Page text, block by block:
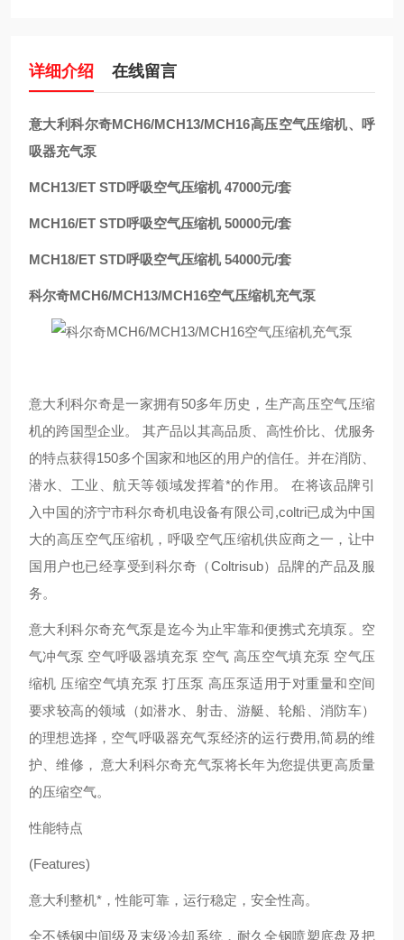
详细介绍 在线留言
意大利科尔奇MCH6/MCH13/MCH16高压空气压缩机、呼
吸器充气泵
MCH13/ET STD呼吸空气压缩机 47000元/套
MCH16/ET STD呼吸空气压缩机 50000元/套
MCH18/ET STD呼吸空气压缩机 54000元/套
科尔奇MCH6/MCH13/MCH16空气压缩机充气泵
意大利科尔奇是一家拥有50多年历史，生产高压空气压缩
机的跨国型企业。 其产品以其高品质、高性价比、优服务
的特点获得150多个国家和地区的用户的信任。并在消防、
潜水、工业、航天等领域发挥着*的作用。 在将该品牌引
入中国的济宁市科尔奇机电设备有限公司,coltri已成为中国
大的高压空气压缩机，呼吸空气压缩机供应商之一，让中
国用户也已经享受到科尔奇（Coltrisub）品牌的产品及服
务。
意大利科尔奇充气泵是迄今为止牢靠和便携式充填泵。空
气冲气泵 空气呼吸器填充泵 空气 高压空气填充泵 空气压
缩机 压缩空气填充泵 打压泵 高压泵适用于对重量和空间
要求较高的领域（如潜水、射击、游艇、轮船、消防车）
的理想选择，空气呼吸器充气泵经济的运行费用,简易的维
护、维修， 意大利科尔奇充气泵将长年为您提供更高质量
的压缩空气。
性能特点
(Features)
意大利整机*，性能可靠，运行稳定，安全性高。
全不锈钢中间级及末级冷却系统，耐久全钢喷塑底盘及把